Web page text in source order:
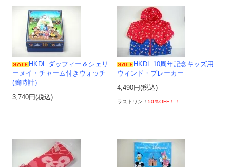
HKDL ダッフィー＆シェリ
ーメイ・チャーム付きウォッチ
(腕時計）
3,740円(税込)
HKDL 10周年記念キッズ用
ウィンド・ブレーカー
4,490円(税込)
ラストワン！50％OFF！！